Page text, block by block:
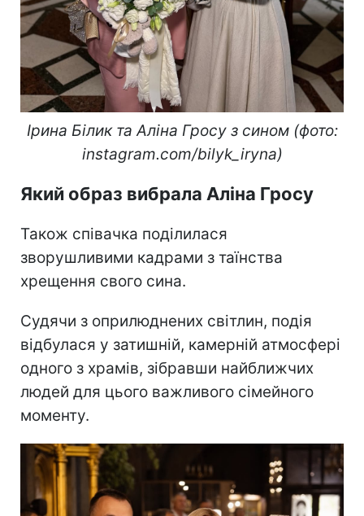
Ірина Білик та Аліна Гросу з сином (фото:
instagram.com/bilyk_iryna)
Який образ вибрала Аліна Гросу
Також співачка поділилася
зворушливими кадрами з таїнства
хрещення свого сина.
Судячи з оприлюднених світлин, подія
відбулася у затишній, камерній атмосфері
одного з храмів, зібравши найближчих
людей для цього важливого сімейного
моменту.